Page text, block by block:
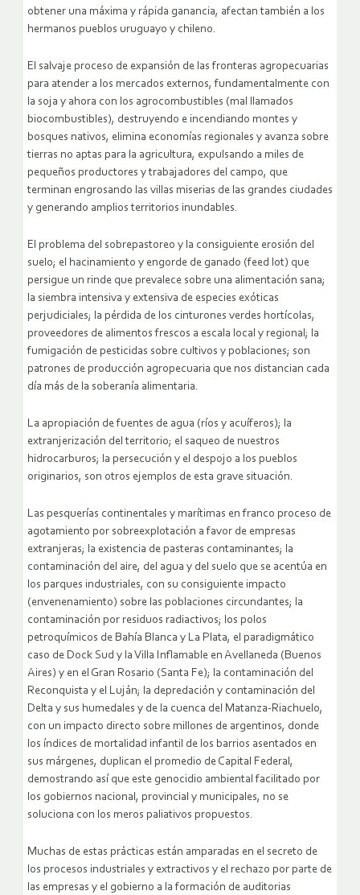
obtener una máxima y rápida ganancia, afectan también a los
hermanos pueblos uruguayo y chileno.
El salvaje proceso de expansión de las fronteras agropecuarias
para atender a los mercados externos, fundamentalmente con
la soja y ahora con los agrocombustibles (mal llamados
biocombustibles), destruyendo e incendiando montes y
bosques nativos, elimina economías regionales y avanza sobre
tierras no aptas para la agricultura, expulsando a miles de
pequeños productores y trabajadores del campo, que
terminan engrosando las villas miserias de las grandes ciudades
y generando amplios territorios inundables.
El problema del sobrepastoreo y la consiguiente erosión del
suelo; el hacinamiento y engorde de ganado (feed lot) que
persigue un rinde que prevalece sobre una alimentación sana;
la siembra intensiva y extensiva de especies exóticas
perjudiciales; la pérdida de los cinturones verdes hortícolas,
proveedores de alimentos frescos a escala local y regional; la
fumigación de pesticidas sobre cultivos y poblaciones; son
patrones de producción agropecuaria que nos distancian cada
día más de la soberanía alimentaria.
La apropiación de fuentes de agua (ríos y acuíferos); la
extranjerización del territorio; el saqueo de nuestros
hidrocarburos; la persecución y el despojo a los pueblos
originarios, son otros ejemplos de esta grave situación.
Las pesquerías continentales y marítimas en franco proceso de
agotamiento por sobreexplotación a favor de empresas
extranjeras; la existencia de pasteras contaminantes; la
contaminación del aire, del agua y del suelo que se acentúa en
los parques industriales, con su consiguiente impacto
(envenenamiento) sobre las poblaciones circundantes; la
contaminación por residuos radiactivos; los polos
petroquímicos de Bahía Blanca y La Plata, el paradigmático
caso de Dock Sud y la Villa Inflamable en Avellaneda (Buenos
Aires) y en el Gran Rosario (Santa Fe); la contaminación del
Reconquista y el Luján; la depredación y contaminación del
Delta y sus humedales y de la cuenca del Matanza-Riachuelo,
con un impacto directo sobre millones de argentinos, donde
los índices de mortalidad infantil de los barrios asentados en
sus márgenes, duplican el promedio de Capital Federal,
demostrando así que este genocidio ambiental facilitado por
los gobiernos nacional, provincial y municipales, no se
soluciona con los meros paliativos propuestos.
Muchas de estas prácticas están amparadas en el secreto de
los procesos industriales y extractivos y el rechazo por parte de
las empresas y el gobierno a la formación de auditorias